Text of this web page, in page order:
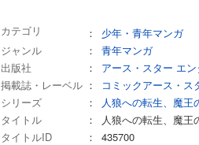
カテゴリ ：
少年・青年マンガ
ジャンル
：
青年マンガ
出版社
：
アース・スター エ
掲載誌・レーベル ：
コミックアース・ス
シリーズ
：
人狼への転生、魔王
タイトル
：
人狼への転生、魔
タイトルID
： 435700